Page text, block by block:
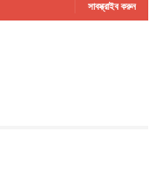
সাবস্ক্রাইব করুন